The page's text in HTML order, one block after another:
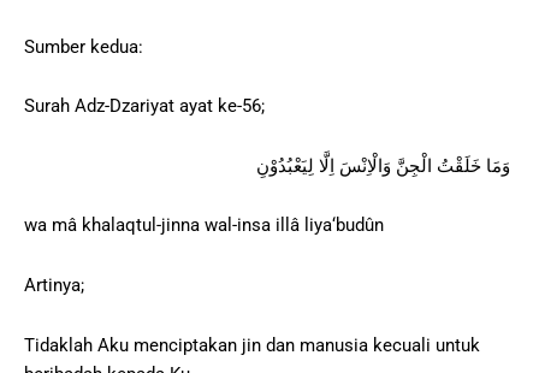
Sumber kedua:
Surah Adz-Dzariyat ayat ke-56;
wa mâ khalaqtul-jinna wal-insa illâ liya‘budûn
Artinya;
Tidaklah Aku menciptakan jin dan manusia kecuali untuk